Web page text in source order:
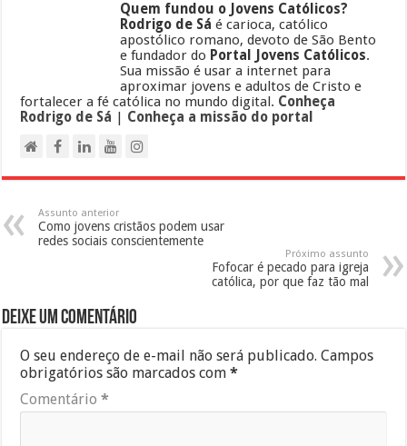
Quem fundou o Jovens Católicos?
Rodrigo de Sá é carioca, católico
apostólico romano, devoto de São Bento
e fundador do Portal Jovens Católicos.
Sua missão é usar a internet para
aproximar jovens e adultos de Cristo e
fortalecer a fé católica no mundo digital. Conheça
Rodrigo de Sá | Conheça a missão do portal
Assunto anterior
Como jovens cristãos podem usar
redes sociais conscientemente
Próximo assunto
Fofocar é pecado para igreja
católica, por que faz tão mal
Deixe um comentário
O seu endereço de e-mail não será publicado. Campos
obrigatórios são marcados com*
Comentário*